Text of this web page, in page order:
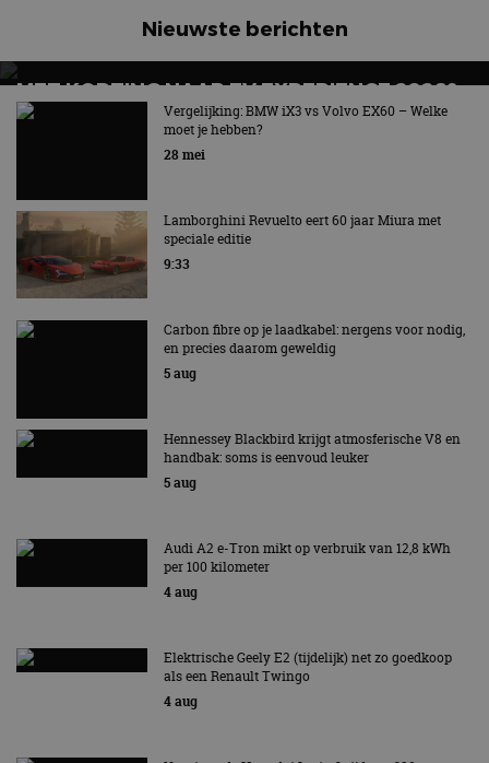
Nieuwste berichten
MET KORTING NAAR EV EXPERIENCE 2026?
AUTORAI REGELT HET!
EV Experience 2026 van 24 tot 26 september
Vergelijking: BMW iX3 vs Volvo EX60 – Welke
moet je hebben?
28 mei
Lamborghini Revuelto eert 60 jaar Miura met
speciale editie
9:33
Carbon fibre op je laadkabel: nergens voor nodig,
en precies daarom geweldig
5 aug
Hennessey Blackbird krijgt atmosferische V8 en
handbak: soms is eenvoud leuker
5 aug
Audi A2 e-Tron mikt op verbruik van 12,8 kWh
per 100 kilometer
4 aug
Elektrische Geely E2 (tijdelijk) net zo goedkoop
als een Renault Twingo
4 aug